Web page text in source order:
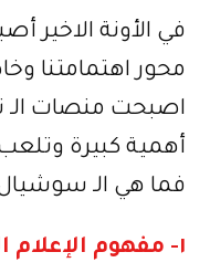
في الأونة الاخير
محور اهتمامتنا
اصبحت منصات الـ
أهمية كبيرة وتلعب
فما هي الـ سوشيال
١- مفهوم الإعلام الاجتماعي